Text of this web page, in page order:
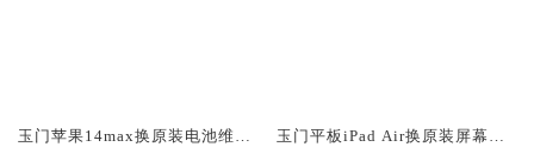
玉门苹果14max换原装电池维修
玉门平板iPad Air换原装屏幕服